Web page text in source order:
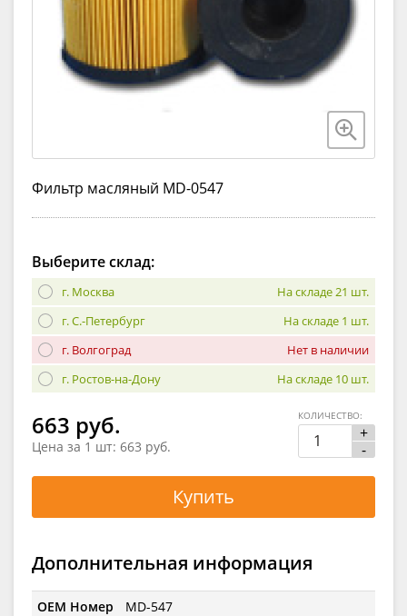
Фильтр масляный MD-0547
Выберите склад:
г. Москва
На складе 21 шт.
г. С.-Петербург
На складе 1 шт.
г. Волгоград
Нет в наличии
г. Ростов-на-Дону
На складе 10 шт.
663 руб.
Цена за 1 шт: 663 руб.
+
-
КОЛИЧЕСТВО:
Купить
Дополнительная информация
OEM Номер
MD-547